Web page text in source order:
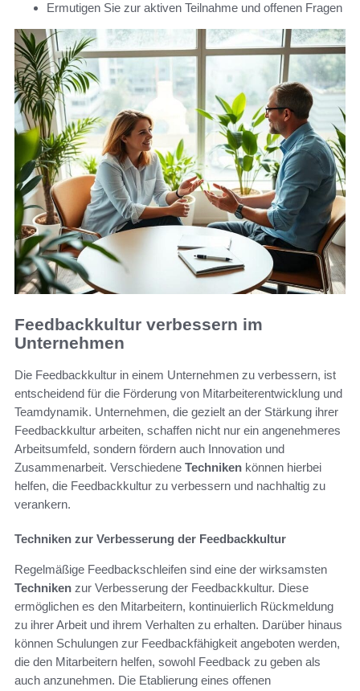
Ermutigen Sie zur aktiven Teilnahme und offenen Fragen
Feedbackkultur verbessern im
Unternehmen
Die Feedbackkultur in einem Unternehmen zu verbessern, ist
entscheidend für die Förderung von Mitarbeiterentwicklung und
Teamdynamik. Unternehmen, die gezielt an der Stärkung ihrer
Feedbackkultur arbeiten, schaffen nicht nur ein angenehmeres
Arbeitsumfeld, sondern fördern auch Innovation und
Zusammenarbeit. Verschiedene Techniken können hierbei
helfen, die Feedbackkultur zu verbessern und nachhaltig zu
verankern.
Techniken zur Verbesserung der Feedbackkultur
Regelmäßige Feedbackschleifen sind eine der wirksamsten
Techniken zur Verbesserung der Feedbackkultur. Diese
ermöglichen es den Mitarbeitern, kontinuierlich Rückmeldung
zu ihrer Arbeit und ihrem Verhalten zu erhalten. Darüber hinaus
können Schulungen zur Feedbackfähigkeit angeboten werden,
die den Mitarbeitern helfen, sowohl Feedback zu geben als
auch anzunehmen. Die Etablierung eines offenen